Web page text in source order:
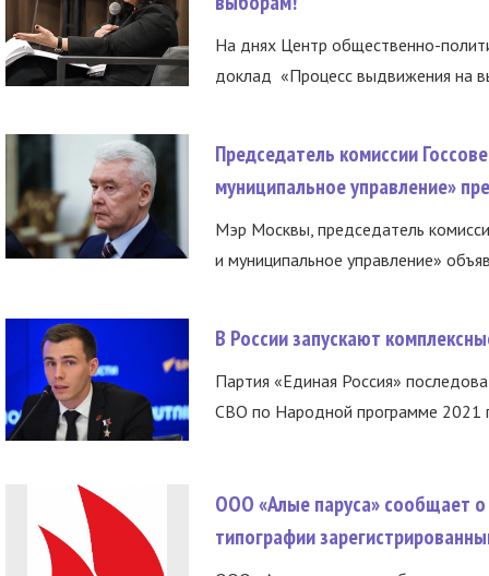
На днях Центр общественно-
доклад «Процесс выдвижения на
Председатель комиссии
муниципальное управление»
Мэр Москвы, председатель
и муниципальное управление»
В России запускают
Партия «Единая Россия»
СВО по Народной программе 2021
ООО «Алые паруса» сообщает о
типографии